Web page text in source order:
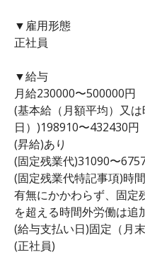
▼雇用形態
正社員
▼給与
月給230000〜500000円
(基本給（月額平均）又
日）)198910〜432430円
(昇給)あり
(固定残業代)31090〜
(固定残業代特記事項)時
有無にかかわらず、固定
を超える時間外労働は追
(給与支払い日)固定（月
(正社員)